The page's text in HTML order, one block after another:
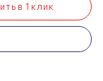
в 1 клик